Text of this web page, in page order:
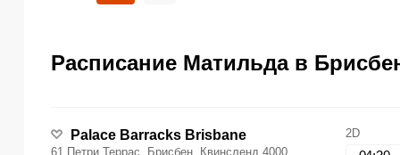
Расписание Матильда в
Palace Barracks Brisbane
61 Петри Террас, Брисбен, Квинсленд 4000,
2D